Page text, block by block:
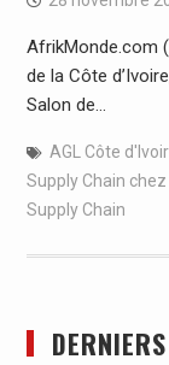
AfrikMonde.com
de la Côte
Salon de…
AGL Côte
Supply Chain chez
Supply Chain